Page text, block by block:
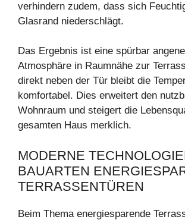
verhindern zudem, dass sich
Glasrand niederschlägt.
Das Ergebnis ist eine spürbar
Atmosphäre in Raumnähe zur
direkt neben der Tür bleibt die
komfortabel. Dies erweitert den
Wohnraum und steigert die
gesamten Haus merklich.
MODERNE
BAUARTEN
TERRASSENTÜREN
Beim Thema energiesparende